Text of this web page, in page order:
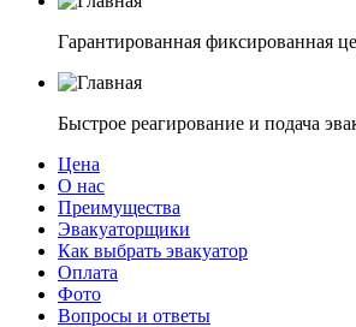
Гарантированная фиксированная
Быстрое реагирование и подача
Цена
О нас
Преимущества
Эвакуаторщики
Как выбрать эвакуатор
Оплата
Фото
Вопросы и ответы